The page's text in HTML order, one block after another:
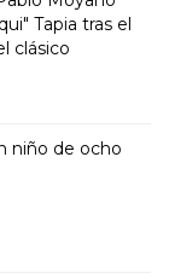
Tapia tras el
clásico
niño de ocho